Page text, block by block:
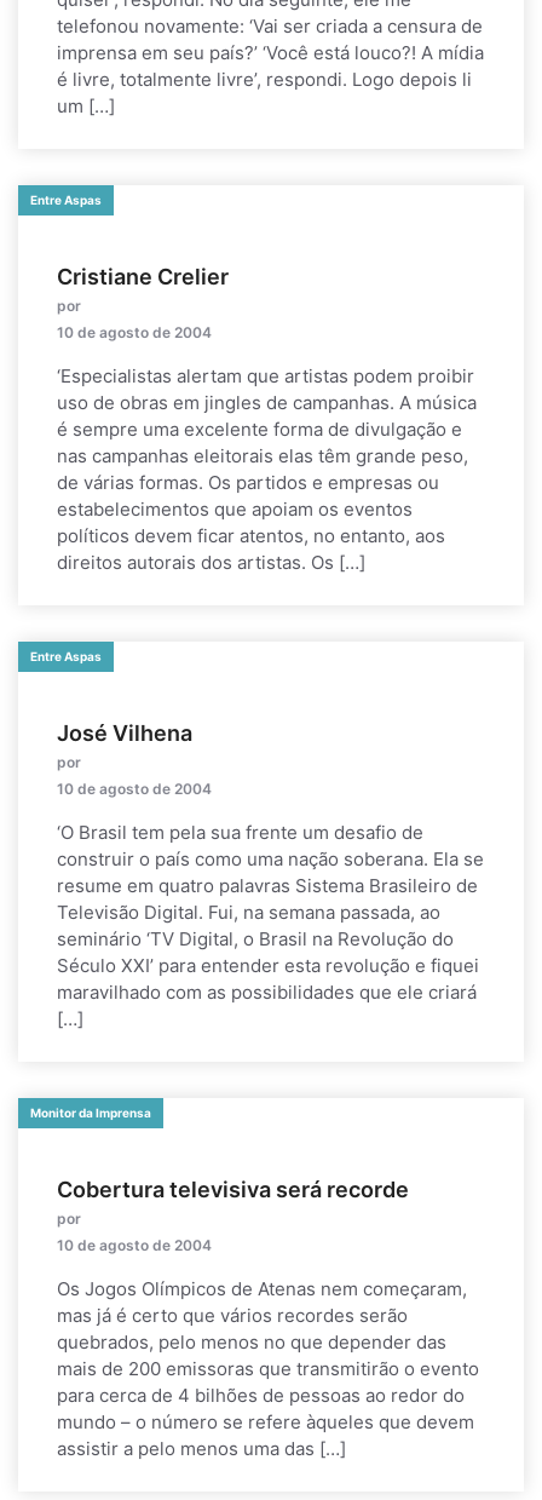
telefonou novamente: ‘Vai ser criada a censura de
imprensa em seu país?’ ‘Você está louco?! A mídia
é livre, totalmente livre’, respondi. Logo depois li
um […]
Entre Aspas
Cristiane Crelier
por
10 de agosto de 2004
‘Especialistas alertam que artistas podem proibir
uso de obras em jingles de campanhas. A música
é sempre uma excelente forma de divulgação e
nas campanhas eleitorais elas têm grande peso,
de várias formas. Os partidos e empresas ou
estabelecimentos que apoiam os eventos
políticos devem ficar atentos, no entanto, aos
direitos autorais dos artistas. Os […]
Entre Aspas
José Vilhena
por
10 de agosto de 2004
‘O Brasil tem pela sua frente um desafio de
construir o país como uma nação soberana. Ela se
resume em quatro palavras Sistema Brasileiro de
Televisão Digital. Fui, na semana passada, ao
seminário ‘TV Digital, o Brasil na Revolução do
Século XXI’ para entender esta revolução e fiquei
maravilhado com as possibilidades que ele criará
[…]
Monitor da Imprensa
Cobertura televisiva será recorde
por
10 de agosto de 2004
Os Jogos Olímpicos de Atenas nem começaram,
mas já é certo que vários recordes serão
quebrados, pelo menos no que depender das
mais de 200 emissoras que transmitirão o evento
para cerca de 4 bilhões de pessoas ao redor do
mundo – o número se refere àqueles que devem
assistir a pelo menos uma das […]